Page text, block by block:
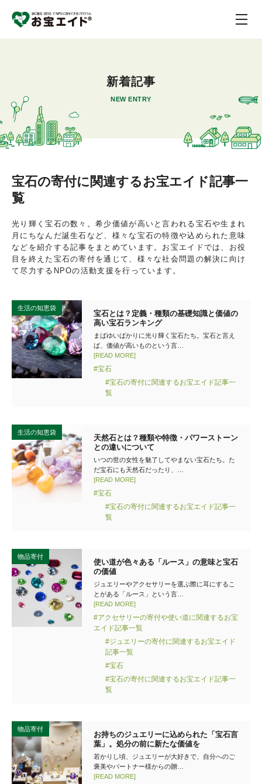
新着記事
NEW ENTRY
宝石の寄付に関連するお宝エイド記事一
覧
光り輝く宝石の数々。希少価値が高いと言われる宝石や生まれ
月にちなんだ誕生石など、様々な宝石の特徴や込められた意味
などを紹介する記事をまとめています。お宝エイドでは、お役
目を終えた宝石の寄付を通じて、様々な社会問題の解決に向け
て尽力するNPOの活動支援を行っています。
生活の知恵袋
宝石とは？定義・種類の基礎知識と価値の
高い宝石ランキング
まばゆいばかりに光り輝く宝石たち。宝石と言え
ば、価値が高いものという言…
[READ MORE]
#宝石
#宝石の寄付に関連するお宝エイド記事一
覧
生活の知恵袋
天然石とは？種類や特徴・パワーストーン
との違いについて
いつの世の女性を魅了してやまない宝石たち。た
だ宝石にも天然石だったり、…
[READ MORE]
#宝石
#宝石の寄付に関連するお宝エイド記事一
覧
物品寄付
使い道が色々ある「ルース」の意味と宝石
の価値
ジュエリーやアクセサリーを選ぶ際に耳にするこ
とがある「ルース」という言…
[READ MORE]
#アクセサリーの寄付や使い道に関連するお宝
エイド記事一覧
#ジュエリーの寄付に関連するお宝エイド
記事一覧
#宝石
#宝石の寄付に関連するお宝エイド記事一
覧
物品寄付
お持ちのジュエリーに込められた「宝石言
葉」。処分の前に新たな価値を
若かりし頃、ジュエリーが大好きで、自分へのご
褒美やパートナー様からの贈…
[READ MORE]